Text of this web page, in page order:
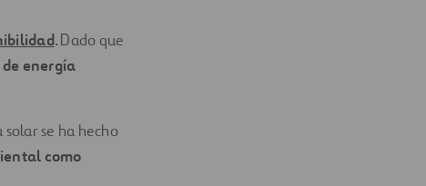
. Dado que
energía
se ha hecho
como